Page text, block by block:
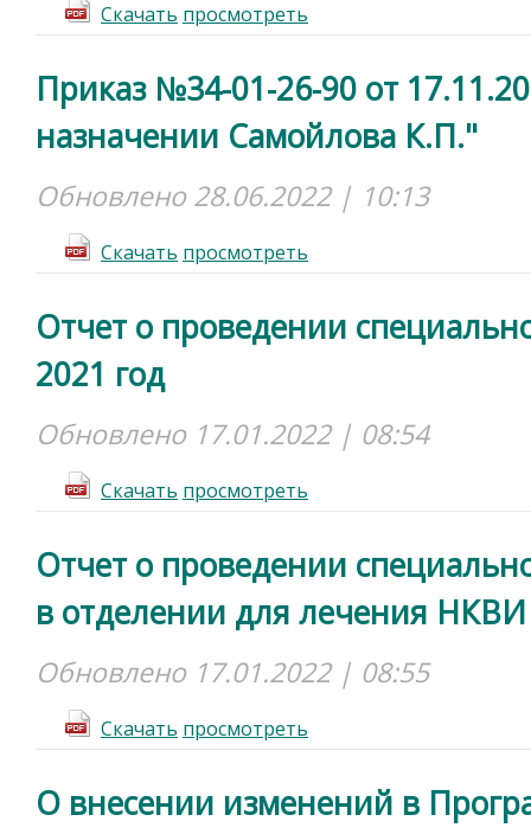
Cкачать просмотреть
Приказ №34-01-26-90 от
назначении Самойлова К.П."
Обновлено 28.06.2022 | 10:13
Cкачать просмотреть
Отчет о проведении
2021 год
Обновлено 17.01.2022 | 08:54
Cкачать просмотреть
Отчет о проведении
в отделении для лечения НКВИ
Обновлено 17.01.2022 | 08:55
Cкачать просмотреть
О внесении изменений в